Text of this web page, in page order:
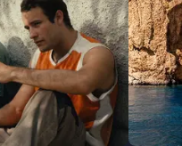
en de gebroeders
verhaal" ★★★★ VPRO
van een Franse